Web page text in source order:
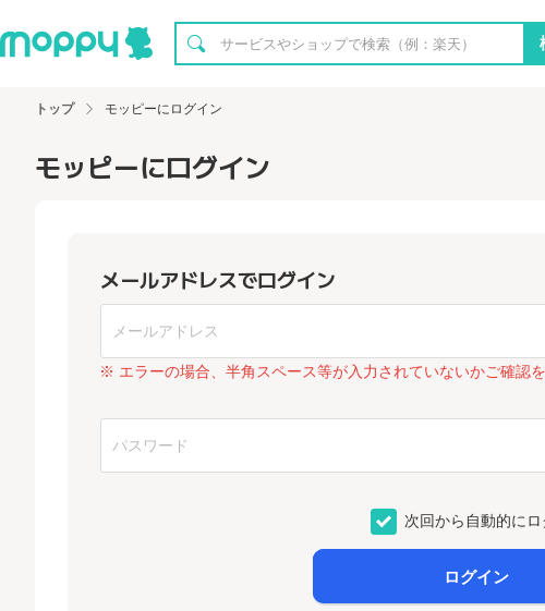
トップ モッピーにログイン
モッピーにログイン
メールアドレスでログイン
※ エラーの場合、半角スペース等が入力されていないかご確認を
次回から自動的にロ
ログイン